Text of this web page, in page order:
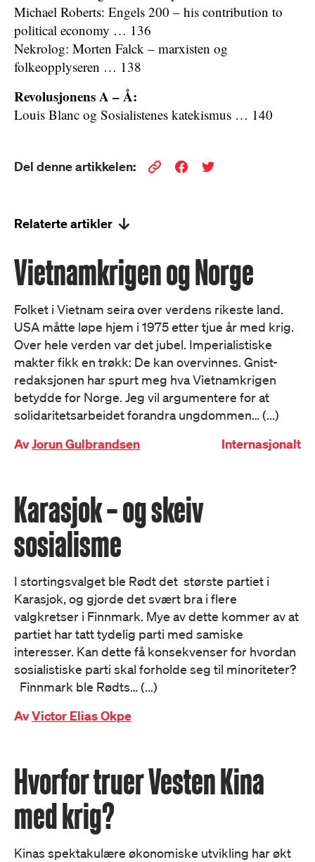
Michael Roberts: Engels 200 – his contribution to
political economy … 136
Nekrolog: Morten Falck – marxisten og
folkeopplyseren … 138
Revolusjonens A – Å:
Louis Blanc og Sosialistenes katekismus … 140
Del denne artikkelen:
Relaterte artikler
Vietnamkrigen og Norge
Folket i Vietnam seira over verdens rikeste land.
USA måtte løpe hjem i 1975 etter tjue år med krig.
Over hele verden var det jubel. Imperialistiske
makter fikk en trøkk: De kan overvinnes. Gnist-
redaksjonen har spurt meg hva Vietnamkrigen
betydde for Norge. Jeg vil argumentere for at
solidaritetsarbeidet forandra ungdommen… (...)
AvJorun Gulbrandsen Internasjonalt
Karasjok – og skeiv
sosialisme
I stortingsvalget ble Rødt det største partiet i
Karasjok, og gjorde det svært bra i flere
valgkretser i Finnmark. Mye av dette kommer av at
partiet har tatt tydelig parti med samiske
interesser. Kan dette få konsekvenser for hvordan
sosialistiske parti skal forholde seg til minoriteter?
Finnmark ble Rødts… (...)
AvVictor Elias Okpe
Hvorfor truer Vesten Kina
med krig?
Kinas spektakulære økonomiske utvikling har økt